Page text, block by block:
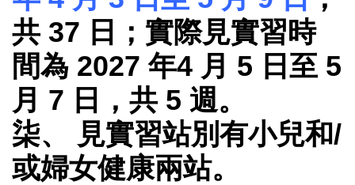
共 37 日；實際見實習時
間為 2027 年4 月 5 日至 5
月 7 日，共 5 週。
柒、 見實習站別有小兒和/
或婦女健康兩站。